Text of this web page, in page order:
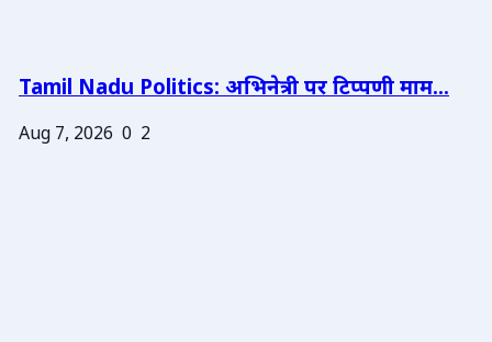
Tamil Nadu Politics: अभिनेत्री पर टिप्पणी माम...
Aug 7, 2026 0 2